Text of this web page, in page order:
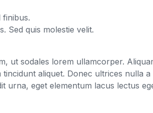
finibus.
Sed quis molestie velit.
ut sodales lorem ullamcorper.
aliquet. Donec ultrices nulla
urna, eget elementum lacus lectus